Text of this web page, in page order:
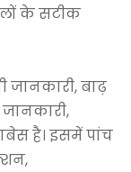
के सटीक
जानकारी, बाढ़
है। इसमें पांच